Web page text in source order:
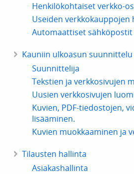
Henkilökohtaiset verkko-
Useiden
Automaattiset sähköpostit
Kauniin ulkoasun suunnittelu
Suunnittelija
Tekstien ja verkkosivujen
Uusien verkkosivujen
Kuvien, PDF-tiedostojen,
lisääminen.
Kuvien muokkaaminen ja
Tilausten hallinta
Asiakashallinta